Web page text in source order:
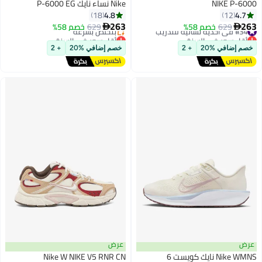
NIKE P-6000
4.7
12
263
629خصم 58% #34 في أحذية نسائية للتدريب
أقل سعر في السنة
توصيل مجاني
بتخلّص بسرعة
#34 في أحذية نسائية للتدريب
خصم إضافي %20 + 2
Nike نساء نايك P-6000 EG
4.8
18
263
629 خصم 58%
أقل سعر في السنة
توصيل مجاني
بتخلّص بسرعة
أقل سعر في السنة
خصم إضافي %20 + 2
عرض
Nike WMNS نايك كويست 6
عرض
Nike W NIKE V5 RNR CN